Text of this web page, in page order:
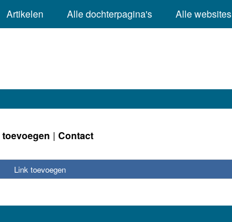
Artikelen Alle dochterpagina's Alle websites
Contact
Link toevoegen